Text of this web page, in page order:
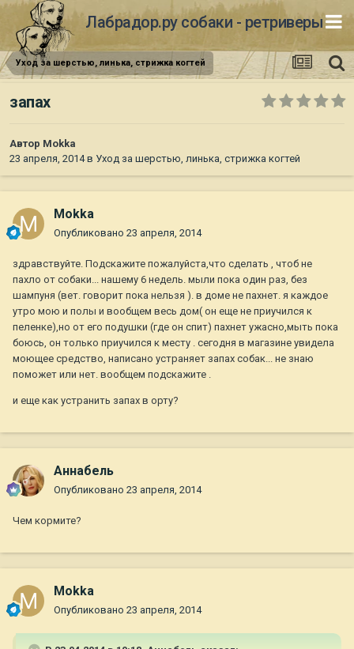
Лабрадор.ру собаки - ретриверы
Уход за шерстью, линька, стрижка когтей
запах
Автор Mokka
23 апреля, 2014в Уход за шерстью, линька, стрижка когтей
Mokka
Опубликовано 23 апреля, 2014
здравствуйте. Подскажите пожалуйста,что сделать , чтоб не
пахло от собаки... нашему 6 недель. мыли пока один раз, без
шампуня (вет. говорит пока нельзя ). в доме не пахнет. я каждое
утро мою и полы и вообщем весь дом( он еще не приучился к
пеленке),но от его подушки (где он спит) пахнет ужасно,мыть пока
боюсь, он только приучился к месту . сегодня в магазине увидела
моющее средство, написано устраняет запах собак... не знаю
поможет или нет. вообщем подскажите .
и еще как устранить запах в орту?
Aннaбель
Опубликовано 23 апреля, 2014
Чем кормите?
Mokka
Опубликовано 23 апреля, 2014